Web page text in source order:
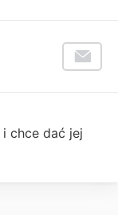
chce dać jej